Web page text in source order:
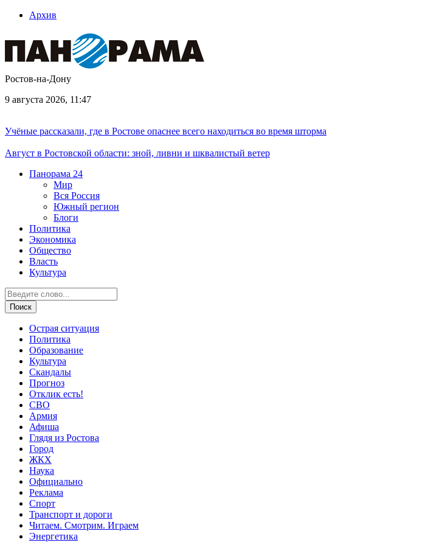
Архив
Ростов-на-Дону
9 августа 2026, 11:47
Учёные рассказали, где в Ростове опаснее всего находиться во время шторма
Август в Ростовской области: зной, ливни и шквалистый ветер
Панорама 24
Мир
Вся Россия
Южный регион
Блоги
Политика
Экономика
Общество
Власть
Культура
Острая ситуация
Политика
Образование
Культура
Скандалы
Прогноз
Отклик есть!
СВО
Армия
Афиша
Глядя из Ростова
Город
ЖКХ
Наука
Официально
Реклама
Спорт
Транспорт и дороги
Читаем. Смотрим. Играем
Энергетика